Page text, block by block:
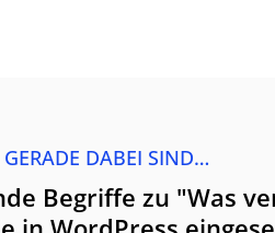
DABEI SIND…
Begriffe zu "Was